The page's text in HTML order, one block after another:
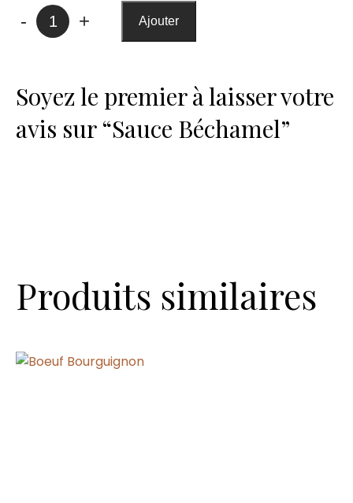
- quantité
de
+ Ajouter
Soyez le premier à laisser votre
avis sur “Sauce Béchamel”
Produits similaires